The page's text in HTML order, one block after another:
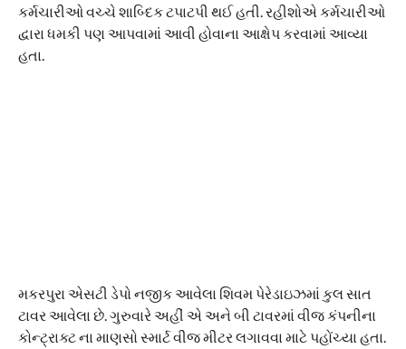
કર્મચારીઓ વચ્ચે શાબ્દિક ટપાટપી થઈ હતી. રહીશોએ કર્મચારીઓ
દ્વારા ધમકી પણ આપવામાં આવી હોવાના આક્ષેપ કરવામાં આવ્યા
હતા.
મકરપુરા એસટી ડેપો નજીક આવેલા શિવમ પેરેડાઇઝમાં કુલ સાત
ટાવર આવેલા છે. ગુરુવારે અહીં એ અને બી ટાવરમાં વીજ કંપનીના
કોન્ટ્રાક્ટ ના માણસો સ્માર્ટ વીજ મીટર લગાવવા માટે પહોંચ્યા હતા.